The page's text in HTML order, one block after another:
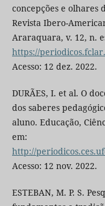
concepções e olhares
Revista Ibero-
Araraquara, v. 12, n.
https://
Acesso: 12 dez. 2022.
DURÃES, I. et al. O
dos saberes
aluno. Educação,
em:
http://
Acesso: 12 nov. 2022.
ESTEBAN, M. P. S.